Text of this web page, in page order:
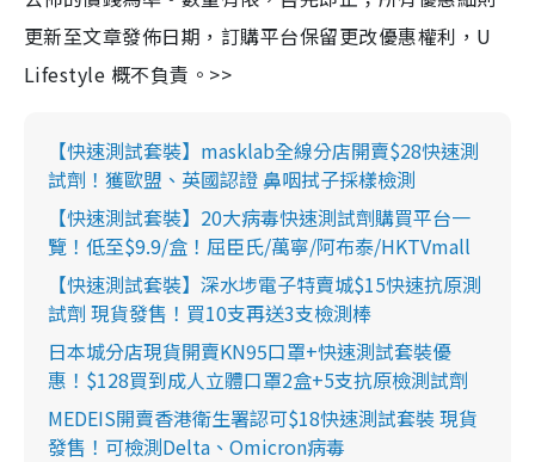
更新至文章發佈日期，訂購平台保留更改優惠權利，U
Lifestyle 概不負責。>>
【快速測試套裝】masklab全線分店開賣$28快速測
試劑！獲歐盟、英國認證 鼻咽拭子採樣檢測
【快速測試套裝】20大病毒快速測試劑購買平台一
覽！低至$9.9/盒！屈臣氏/萬寧/阿布泰/HKTVmall
【快速測試套裝】深水埗電子特賣城$15快速抗原測
試劑 現貨發售！買10支再送3支檢測棒
日本城分店現貨開賣KN95口罩+快速測試套裝優
惠！$128買到成人立體口罩2盒+5支抗原檢測試劑
MEDEIS開賣香港衛生署認可$18快速測試套裝 現貨
發售！可檢測Delta、Omicron病毒